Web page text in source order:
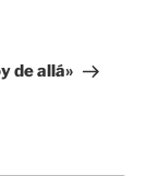
de allá»